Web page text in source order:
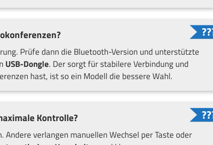
Prüfe dann die Bluetooth-Version und unterstützte
USB-Dongle. Der sorgt für stabilere Verbindung und
hast, ist so ein Modell die bessere Wahl.
Kontrolle?
verlangen manuellen Wechsel per Taste oder